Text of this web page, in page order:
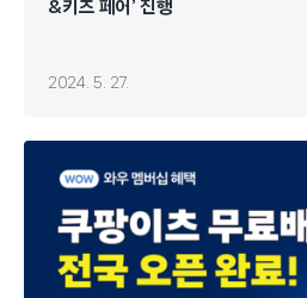
&키즈 페어’ 진행
2024. 5. 27.